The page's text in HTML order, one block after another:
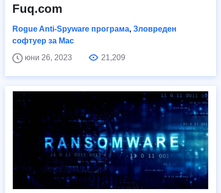
Fuq.com
Rogue Anti-Spyware програма, Зловреден
софтуер за Mac
юни 26, 2023
21,209